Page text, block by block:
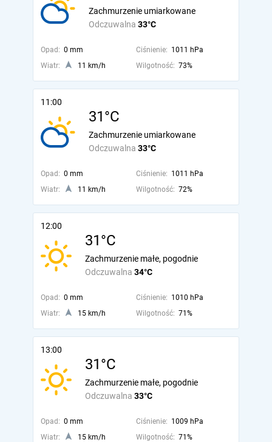
Odczuwalna 33°C
Zachmurzenie umiarkowane
Opad: 0 mm Ciśnienie: 1011 hPa
Wiatr:
11 km/h Wilgotność: 73%
11:00
31°C
Odczuwalna 33°C
Zachmurzenie umiarkowane
Opad: 0 mm Ciśnienie: 1011 hPa
Wiatr:
11 km/h Wilgotność: 72%
12:00
31°C
Odczuwalna 34°C
Zachmurzenie małe, pogodnie
Opad: 0 mm Ciśnienie: 1010 hPa
Wiatr:
15 km/h Wilgotność: 71%
13:00
31°C
Odczuwalna 33°C
Zachmurzenie małe, pogodnie
Opad: 0 mm Ciśnienie: 1009 hPa
Wiatr:
15 km/h Wilgotność: 71%